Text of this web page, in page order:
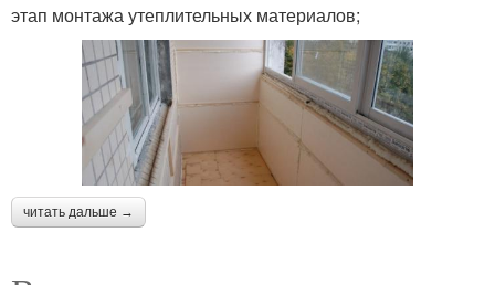
этап монтажа утеплительных материалов;
читать дальше →